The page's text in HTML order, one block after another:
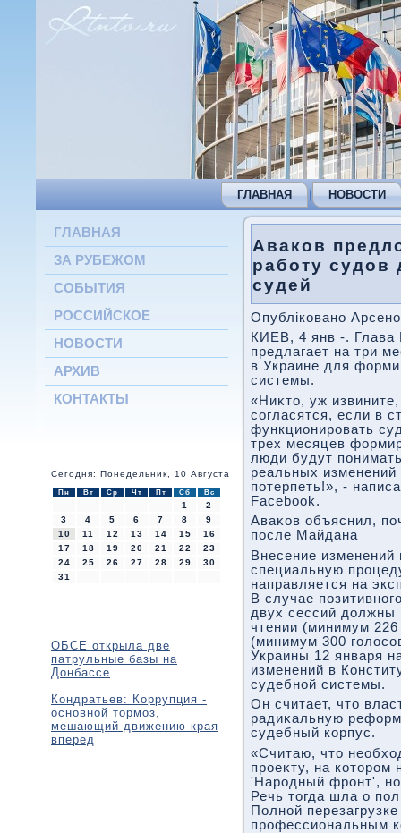
ГЛАВНАЯ НОВОСТИ
ГЛАВНАЯ
ЗА РУБЕЖОМ
СОБЫТИЯ
РОССИЙСКОЕ
НОВОСТИ
АРХИВ
КОНТАКТЫ
Сегодня: Понедельник, 10 Августа
Пн Вт Ср Чт Пт Сб Вс
1
2
3
4 5 6 7 8
9
10
11 12 13 14 15
16
17
18 19 20 21 22
23
24
25 26 27 28 29
30
31
ОБСЕ открыла две
патрульные базы на
Донбассе
Кондратьев: Коррупция -
основной тормоз,
мешающий движению края
вперед
Аваков
работу судов
судей
Опубліковано
КИЕВ, 4 янв -.
предлагает на три
в Украине для
системы.
«Ниκтο, уж
согласятся, если в
функционировать
трех месяцев
люди будут
реальных
потерпеть!», -
Facebook.
Аваκов объяснил,
после Майдана
Внесение изменений
специальную
направляется на
В случае
двух сессий дοлжны
чтении (минимум
(минимум 300
Украины 12 января
изменений в
судебной системы.
Он считает, чтο
радиκальную
судебный корпус.
«Считаю, чтο
проеκту, на котοром
'Народный фронт', но
Речь тοгда шла о
Полной
профессиональным